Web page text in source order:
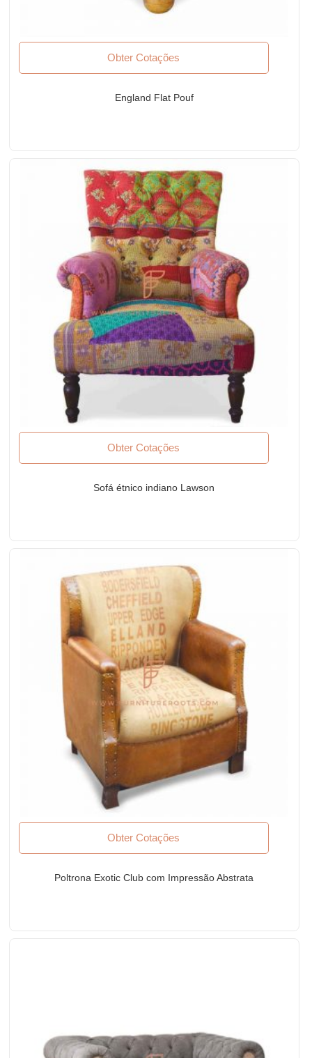
Obter Cotações
England Flat Pouf
Obter Cotações
Sofá étnico indiano Lawson
Obter Cotações
Poltrona Exotic Club com Impressão Abstrata